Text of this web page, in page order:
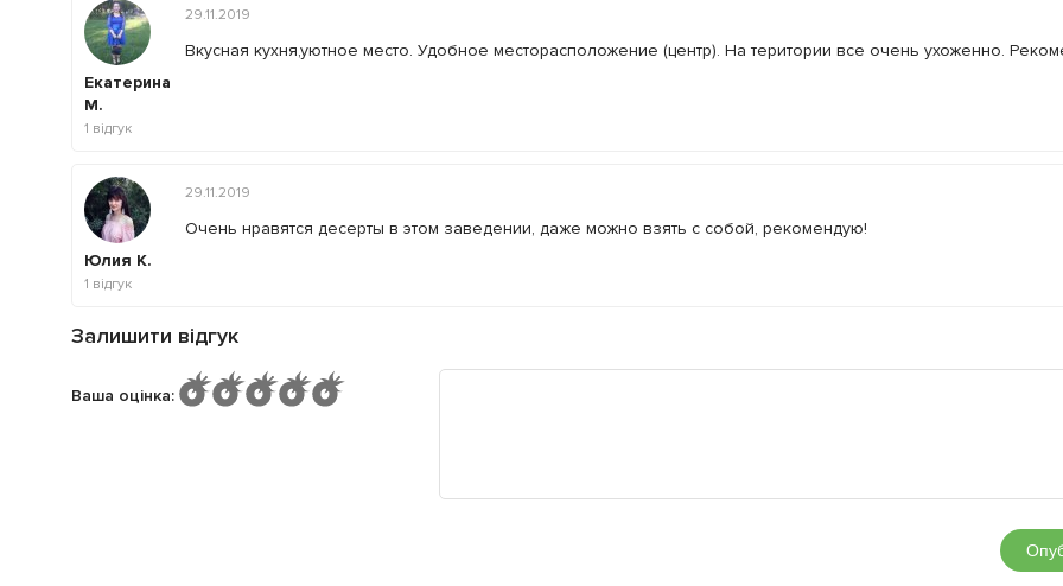
Екатерина
М.
1 відгук
29.11.2019
Вкусная кухня,уютное место. Удобное месторасположение (центр). На територии все очень ухоженно.
Юлия К.
1 відгук
29.11.2019
Очень нравятся десерты в этом заведении, даже можно взять с собой, рекомендую!
Залишити відгук
Ваша оцінка: